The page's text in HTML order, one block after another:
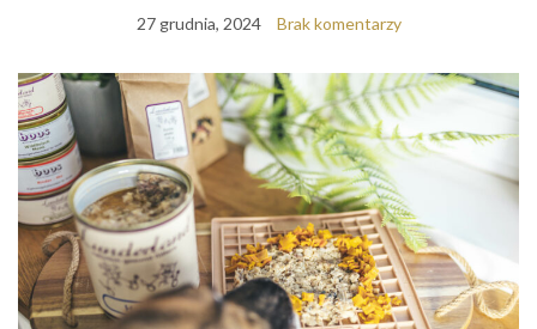
27 grudnia, 2024 Brak komentarzy